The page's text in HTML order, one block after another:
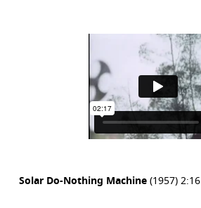
Solar Do-Nothing Machine(1957) 2:16